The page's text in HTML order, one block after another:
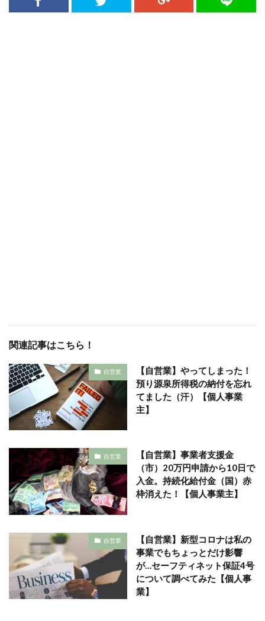
関連記事はこちら！
自営業
【自営業】やってしまった！
預り源泉所得税の納付を忘れ
てました（汗）【個人事業
主】
自営業
【自営業】事業者支援金
（市）20万円申請から10日で
入金。持続化給付金（国）赤
枠消えた！【個人事業主】
自営業
【自営業】新型コロナは私の
事業でもちょっとだけ影響
が…セーフティネット保証4号
について調べてみた【個人事
業】